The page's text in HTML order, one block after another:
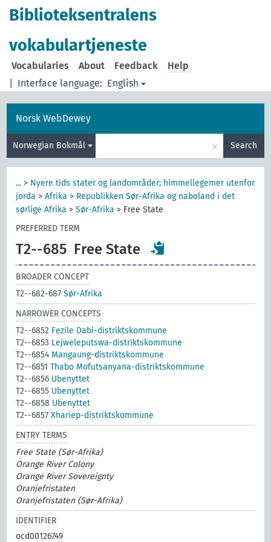
Biblioteksentralens
vokabulartjeneste
Interface language: English
Vocabularies About Feedback Help
Norsk WebDewey
Norwegian Bokmål × Search
... > Nyere tids stater og landområder; himmellegemer utenfor
jorda >Afrika > Republikken Sør-Afrika og naboland i det
sørlige Afrika >Sør-Afrika > Free State
PREFERRED TERM
T2--685 Free State
BROADER CONCEPT
T2--682-687Sør-Afrika
NARROWER CONCEPTS
T2--6852 Fezile Dabi-distriktskommune
T2--6853 Lejweleputswa-distriktskommune
T2--6854 Mangaung-distriktskommune
T2--6851Thabo Mofutsanyana-distriktskommune
T2--6856 Ubenyttet
T2--6855 Ubenyttet
T2--6858 Ubenyttet
T2--6857Xhariep-distriktskommune
ENTRY TERMS
Free State (Sør-Afrika)
Orange River Colony
Orange River Sovereignty
Oranjefristaten
Oranjefristaten (Sør-Afrika)
IDENTIFIER
ocd00126749